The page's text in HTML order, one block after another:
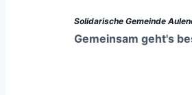
Solidarische Gemeinde
Gemeinsam geht's